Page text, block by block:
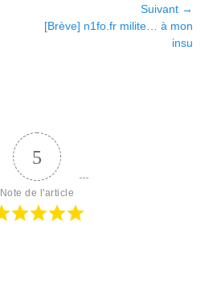
Suivant →
Article
[Brève] n1fo.fr milite… à mon
insu
5
Note de l'article